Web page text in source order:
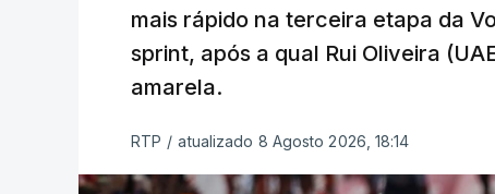
mais rápido na terceira etapa da
sprint, após a qual Rui Oliveira
amarela.
RTP / atualizado 8 Agosto 2026, 18:14